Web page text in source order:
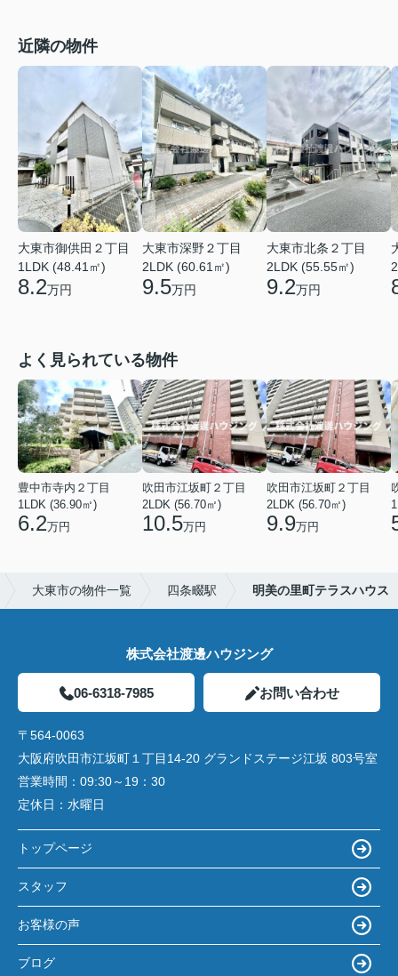
近隣の物件
大東市御供田２丁目
1LDK (48.41㎡)
8.2万円
大東市深野２丁目
2LDK (60.61㎡)
9.5万円
大東市北条２丁目
2LDK (55.55㎡)
9.2万円
よく見られている物件
豊中市寺内２丁目
1LDK (36.90㎡)
6.2万円
吹田市江坂町２丁目
2LDK (56.70㎡)
10.5万円
吹田市江坂町２丁目
2LDK (56.70㎡)
9.9万円
大東市の物件一覧 四条畷駅 明美の里町テラスハウス
株式会社渡邊ハウジング
06-6318-7985 お問い合わせ
〒564-0063
大阪府吹田市江坂町１丁目14‐20 グランドステージ江坂 803号室
営業時間： 09:30～19：30
定休日： 水曜日
トップページ
スタッフ
お客様の声
ブログ